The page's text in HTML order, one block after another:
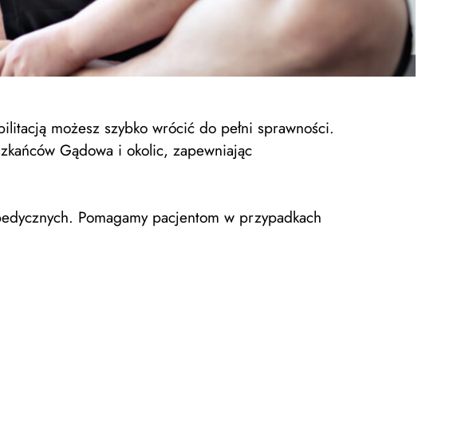
możesz szybko wrócić do pełni sprawności.
Gądowa i okolic, zapewniając
Pomagamy pacjentom w przypadkach